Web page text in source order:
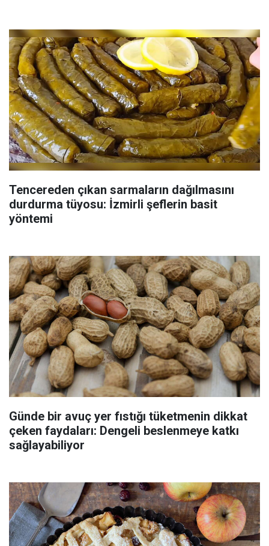
Tencereden çıkan sarmaların dağılmasını
durdurma tüyosu: İzmirli şeflerin basit
yöntemi
Günde bir avuç yer fıstığı tüketmenin dikkat
çeken faydaları: Dengeli beslenmeye katkı
sağlayabiliyor